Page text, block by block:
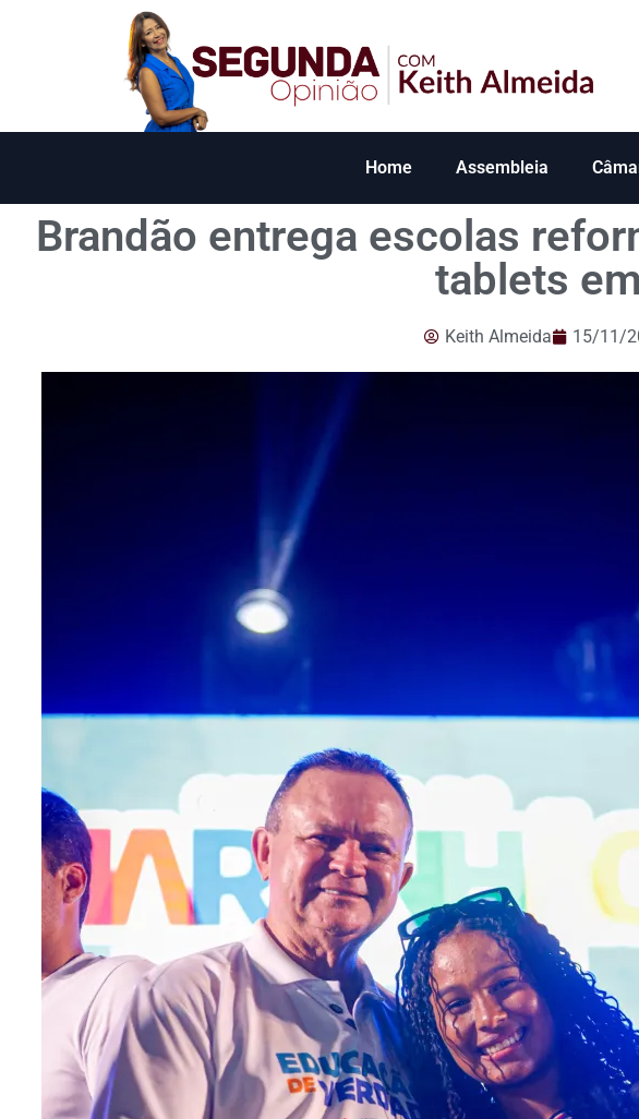
Home Assembleia
Brandão entrega escolas
tablets
Keith Almeida 15/11/